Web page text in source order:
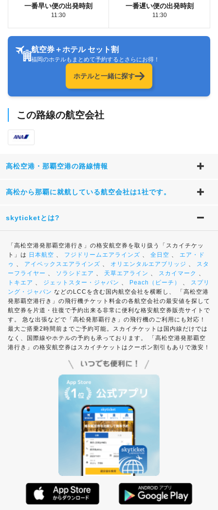
一番早い便の出発時刻
11:30
一番遅い便の出発時刻
11:30
航空券＋ホテル セット割
福岡のホテルもまとめて予約するとさらにお得！
ホテルと一緒に探す
この路線の航空会社
高松空港・那覇空港の路線情報
高松から那覇に就航している航空会社は1社です。
skyticketとは?
「高松空港発那覇空港行き」の格安航空券を取り扱う「スカイチケッ
ト」は 日本航空 、 フジドリームエアラインズ 、 全日空 、 エア・ド
ゥ 、 アイベックスエアラインズ 、 オリエンタルエアブリッジ 、 スタ
ーフライヤー 、 ソラシドエア 、 天草エアライン 、 スカイマーク 、
トキエア 、 ジェットスター・ジャパン 、 Peach（ピーチ） 、 スプリ
ング・ジャパン などのLCCを含む国内航空会社を横断し、 「高松空港
発那覇空港行き」の飛行機チケット料金の各航空会社の最安値を探して
航空券を片道・往復で予約出来る非常に便利な格安航空券販売サイトで
す。 急な出張などで「高松発那覇行き」の飛行機のご利用にも対応！
最大ご搭乗2時間前までご予約可能。スカイチケットは国内線だけでは
なく、国際線やホテルの予約も承っております。 「高松空港発那覇空
港行き」の格安航空券はスカイチケットはクーポン割引もありで激安！